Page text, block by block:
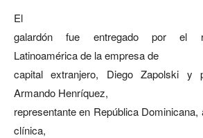
El
galardón fue entregado por el
Latinoamérica de la empresa de
capital extranjero, Diego Zapolski
Armando Henríquez,
representante en República
clínica,